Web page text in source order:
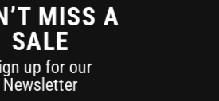
MISS A
SALE
up for our
Newsletter